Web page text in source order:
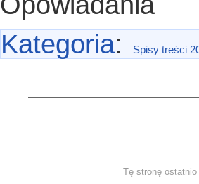
Kategoria: Spisy treści
Tę stronę